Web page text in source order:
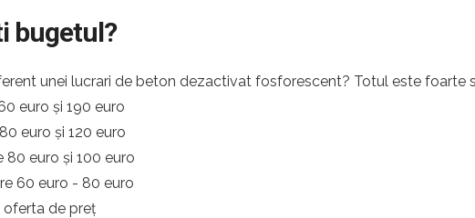
bugetul?
unei lucrari de beton dezactivat fosforescent? Totul este foarte
euro și 190 euro
euro și 120 euro
80 euro și 100 euro
60 euro - 80 euro
oferta de preț